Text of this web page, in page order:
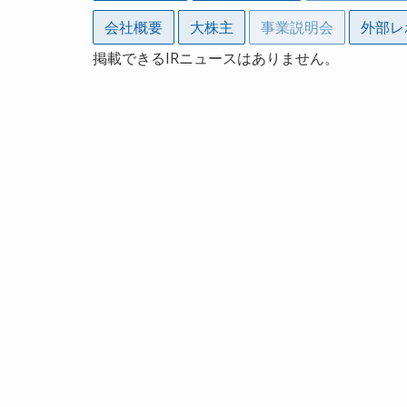
会社概要 大株主 事業説明会
外部
掲載できるIRニュースはありません。